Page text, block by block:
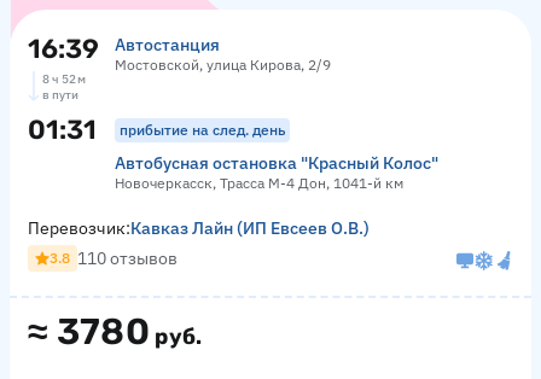
16:39 Автостанция
Мостовской, улица Кирова, 2/9
8 ч 52 м
в пути
01:31 прибытие на след. день
Автобусная остановка "Красный Колос"
Новочеркасск, Трасса М-4 Дон, 1041-й км
≈ 3780 руб.
Перевозчик:Кавказ Лайн (ИП Евсеев О.В.)
3.8 110 отзывов